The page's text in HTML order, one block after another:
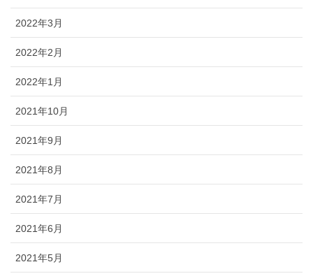
2022年3月
2022年2月
2022年1月
2021年10月
2021年9月
2021年8月
2021年7月
2021年6月
2021年5月